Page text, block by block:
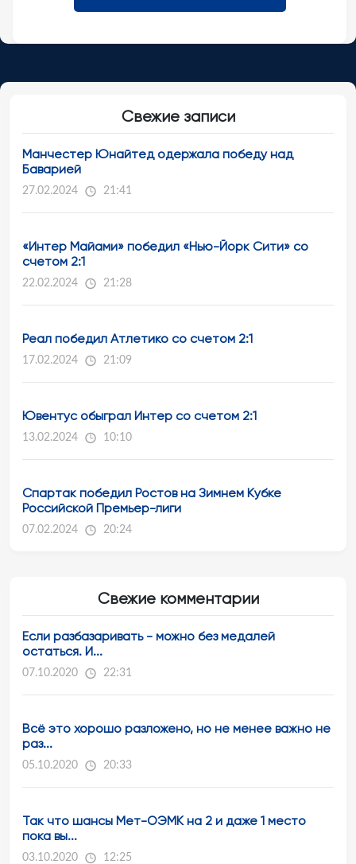
Свежие записи
Манчестер Юнайтед одержала победу над
Баварией
27.02.2024 21:41
«Интер Майами» победил «Нью-Йорк Сити» со
счетом 2:1
22.02.2024 21:28
Реал победил Атлетико со счетом 2:1
17.02.2024 21:09
Ювентус обыграл Интер со счетом 2:1
13.02.2024 10:10
Спартак победил Ростов на Зимнем Кубке
Российской Премьер-лиги
07.02.2024 20:24
Свежие комментарии
Если разбазаривать - можно без медалей
остаться. И...
07.10.2020 22:31
Всё это хорошо разложено, но не менее важно не
раз...
05.10.2020 20:33
Так что шансы Мет-ОЭМК на 2 и даже 1 место
пока вы...
03.10.2020 12:25